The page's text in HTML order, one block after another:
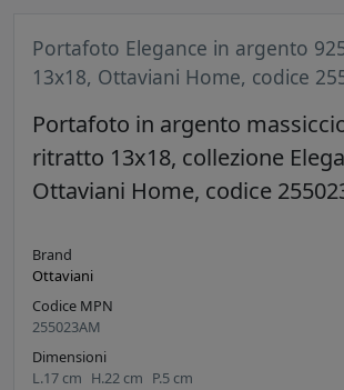
Portafoto Elegance in argento
13x18, Ottaviani Home, codice
Portafoto in argento
ritratto 13x18, collezione
Ottaviani Home, codice
Brand
Ottaviani
Codice MPN
255023AM
Dimensioni
L.17 cm H.22 cm P.5 cm